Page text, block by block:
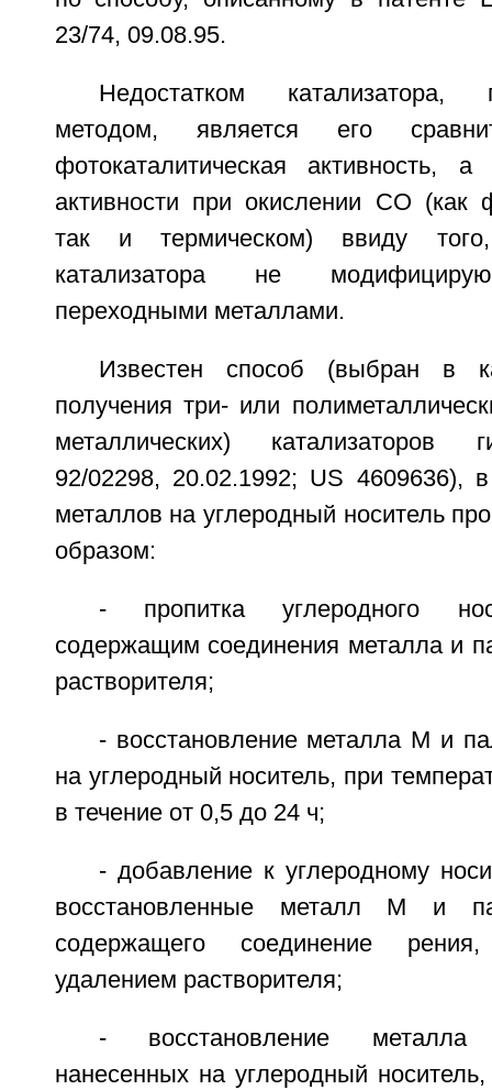
23/74, 09.08.95.
Недостатком катализатора,
методом, является его
фотокаталитическая активность,
активности при окислении СО (как
так и термическом) ввиду
катализатора не
переходными металлами.
Известен способ (выбран в
получения три- или
металлических) катализаторов
92/02298, 20.02.1992; US 4609636),
металлов на углеродный носитель
образом:
- пропитка углеродного
содержащим соединения металла и
растворителя;
- восстановление металла М и
на углеродный носитель, при
в течение от 0,5 до 24 ч;
- добавление к углеродному
восстановленные металл М и
содержащего соединение
удалением растворителя;
- восстановление металла
нанесенных на углеродный